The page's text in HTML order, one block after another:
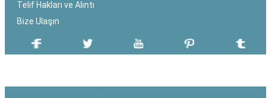
Telif Hakları ve Alıntı
Bize Ulaşın